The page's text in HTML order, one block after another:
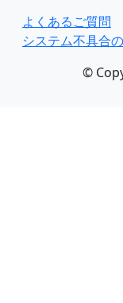
よくあるご質問
システム不具合
©